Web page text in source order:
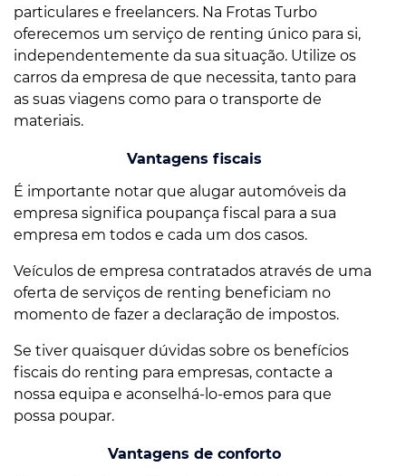
particulares e freelancers. Na Frotas Turbo
oferecemos um serviço de renting único para si,
independentemente da sua situação. Utilize os
carros da empresa de que necessita, tanto para
as suas viagens como para o transporte de
materiais.
Vantagens fiscais
É importante notar que alugar automóveis da
empresa significa poupança fiscal para a sua
empresa em todos e cada um dos casos.
Veículos de empresa contratados através de uma
oferta de serviços de renting beneficiam no
momento de fazer a declaração de impostos.
Se tiver quaisquer dúvidas sobre os benefícios
fiscais do renting para empresas, contacte a
nossa equipa e aconselhá-lo-emos para que
possa poupar.
Vantagens de conforto